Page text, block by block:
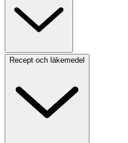
Recept och läkemedel